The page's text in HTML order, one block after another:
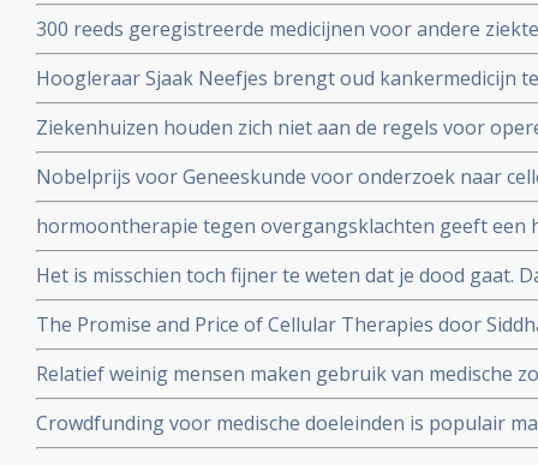
TCM waaronder acupunctuur op in de International
Diseases and Related Health Problems (ICD).
300 reeds geregistreerde medicijnen voor andere
Oncology (ReDO) - hebben ook effect bij kanker blijkt
AntiCancer Fund
Hoogleraar Sjaak Neefjes brengt oud kankermedicijn
dit onderwerp in de uitzending van DWDD met Sjaak
Ziekenhuizen houden zich niet aan de regels voor
daarvoor gespecialiseerd ziekenhuis. Honderden
extra risico
Nobelprijs voor Geneeskunde voor onderzoek naar
hormoontherapie tegen overgangsklachten geeft een
werd gedacht. Blijkt uit grote meta-analyse van 58
Het is misschien toch fijner te weten dat je dood gaat.
ging aan longkanker maar blijft toch leven en vertelt
The Promise and Price of Cellular Therapies door
stamceltransplantatie naar CAR-T celtherapie
Relatief weinig mensen maken gebruik van medische
dat dit ook vergoed wordt, zo meldt de Europese
Crowdfunding voor medische doeleinden is populair
en oncologen maken zich zorgen